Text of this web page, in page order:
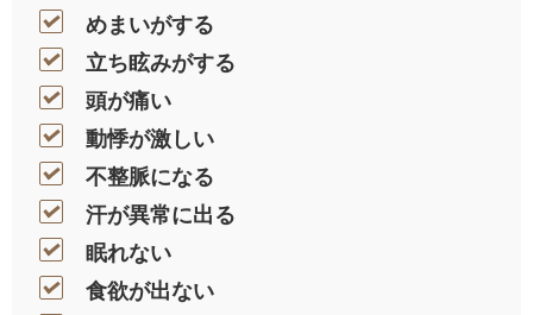
めまいがする
立ち眩みがする
頭が痛い
動悸が激しい
不整脈になる
汗が異常に出る
眠れない
食欲が出ない